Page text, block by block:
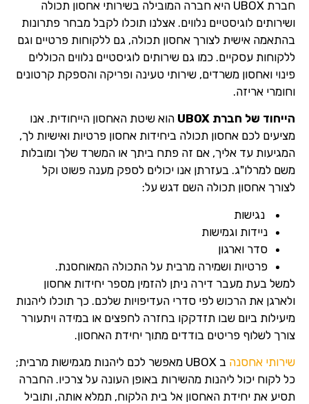
חברת UBOX היא חברה המובילה בשירותי אחסון תכולה
ושירותים לוגיסטיים נלווים. אצלנו תוכלו לקבל מבחר פתרונות
בהתאמה אישית לצורך אחסון תכולה, גם ללקוחות פרטיים וגם
ללקוחות עסקיים. כמו גם שירותים לוגיסטיים נלווים הכוללים
פינוי ואחסון משרדים, שירותי טעינה ופריקה והספקת קרטונים
וחומרי אריזה.
הייחוד של חברת UBOX
הוא שיטת האחסון הייחודית. אנו
מציעים לכם אחסון תכולה ביחידות אחסון פרטיות ואישיות לך,
המגיעות עד אליך, אם זה פתח ביתך או המשרד שלך ומובלות
משם למרלו"ג. בעזרתן אנו יכולים לספק מענה פשוט וקל
לצורך אחסון תכולה השם דגש על:
נגישות
ניידות וגמישות
סדר וארגון
פרטיות ושמירה מרבית על התכולה המאוחסנת.
למשל בעת מעבר דירה ניתן להזמין מספר יחידות אחסון
ולארגן את הרכוש לפי סדרי העדיפויות שלכם. כך תוכלו ליהנות
מיעילות ביום שבו תזדקקו בחזרה לחפצים או במידה ויתעורר
צורך לשלוף פריטים בודדים מתוך יחידת האחסון.
שירותי אחסנה
ב UBOX מאפשר לכם ליהנות מגמישות מרבית;
כל לקוח יכול ליהנות מהשירות באופן העונה על צרכיו. החברה
תסיע את יחידת האחסון אל בית הלקוח, תמלא אותה, ותוביל